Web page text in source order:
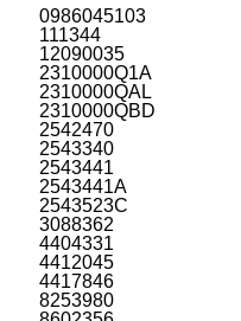
0986045103
111344
12090035
2310000Q1A
2310000QAL
2310000QBD
2542470
2543340
2543441
2543441A
2543523C
3088362
4404331
4412045
4417846
8253980